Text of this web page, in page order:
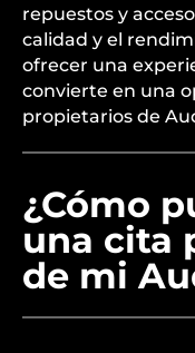
repuestos y
calidad y el
ofrecer una
convierte en una
propietarios de
¿Cómo
una cita
de mi